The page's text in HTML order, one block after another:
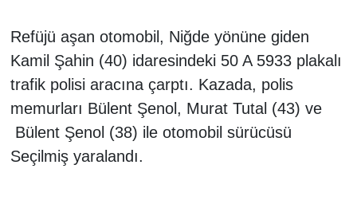
Refüjü aşan otomobil, Niğde yönüne giden
Kamil Şahin (40) idaresindeki 50 A 5933 plakalı
trafik polisi aracına çarptı. Kazada, polis
memurları Bülent Şenol, Murat Tutal (43) ve
Bülent Şenol (38) ile otomobil sürücüsü
Seçilmiş yaralandı.
Haberde İnsan